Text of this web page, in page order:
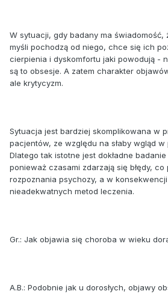
W sytuacji, gdy badany ma świadomość,
myśli pochodzą od niego, chce się ich
cierpienia i dyskomfortu jaki powodują -
są to obsesje. A zatem charakter
ale krytycyzm.
Sytuacja jest bardziej skomplikowana w
pacjentów, ze względu na słaby wgląd
Dlatego tak istotne jest dokładne
ponieważ czasami zdarzają się błędy, co
rozpoznania psychozy, a w
nieadekwatnych metod leczenia.
Gr.: Jak objawia się choroba w wieku
A.B.: Podobnie jak u dorosłych, objawy